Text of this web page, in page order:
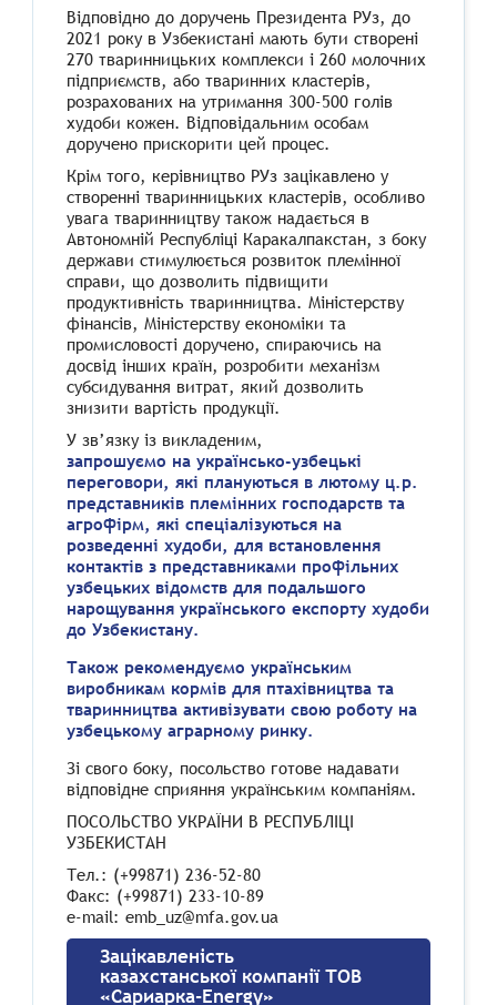
Відповідно до доручень Президента РУз, до
2021 року в Узбекистані мають бути створені
270 тваринницьких комплекси і 260 молочних
підприємств, або тваринних кластерів,
розрахованих на утримання 300-500 голів
худоби кожен. Відповідальним особам
доручено прискорити цей процес.
Крім того, керівництво РУз зацікавлено у
створенні тваринницьких кластерів, особливо
увага тваринництву також надається в
Автономній Республіці Каракалпакстан, з боку
держави стимулюється розвиток племінної
справи, що дозволить підвищити
продуктивність тваринництва. Міністерству
фінансів, Міністерству економіки та
промисловості доручено, спираючись на
досвід інших країн, розробити механізм
субсидування витрат, який дозволить
знизити вартість продукції.
У зв’язку із викладеним,
запрошуємо на українсько-узбецькі
переговори, які плануються в лютому ц.р.
представників племінних господарств та
агрофірм, які спеціалізуються на
розведенні худоби, для встановлення
контактів з представниками профільних
узбецьких відомств для подальшого
нарощування українського експорту худоби
до Узбекистану.
Також рекомендуємо українським
виробникам кормів для птахівництва та
тваринництва активізувати свою роботу на
узбецькому аграрному ринку.
Зі свого боку, посольство готове надавати
відповідне сприяння українським компаніям.
ПОСОЛЬСТВО УКРАЇНИ В РЕСПУБЛІЦІ
УЗБЕКИСТАН
Тел.: (+99871) 236-52-80
Факс: (+99871) 233-10-89
e-mail: emb_uz@mfa.gov.ua
Зацікавленість
казахстанської компанії ТОВ
«Сариарка-Energy»